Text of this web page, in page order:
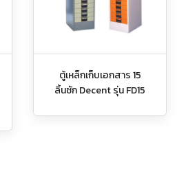
ตู้เหล็กเก็บเอกสาร 15
ลิ้นชัก Decent รุ่น FD15